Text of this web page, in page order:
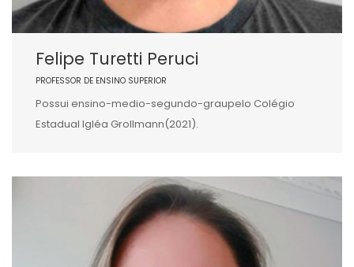
Felipe Turetti Peruci
PROFESSOR DE ENSINO SUPERIOR
Possui ensino-medio-segundo-graupelo Colégio
Estadual Igléa Grollmann(2021).